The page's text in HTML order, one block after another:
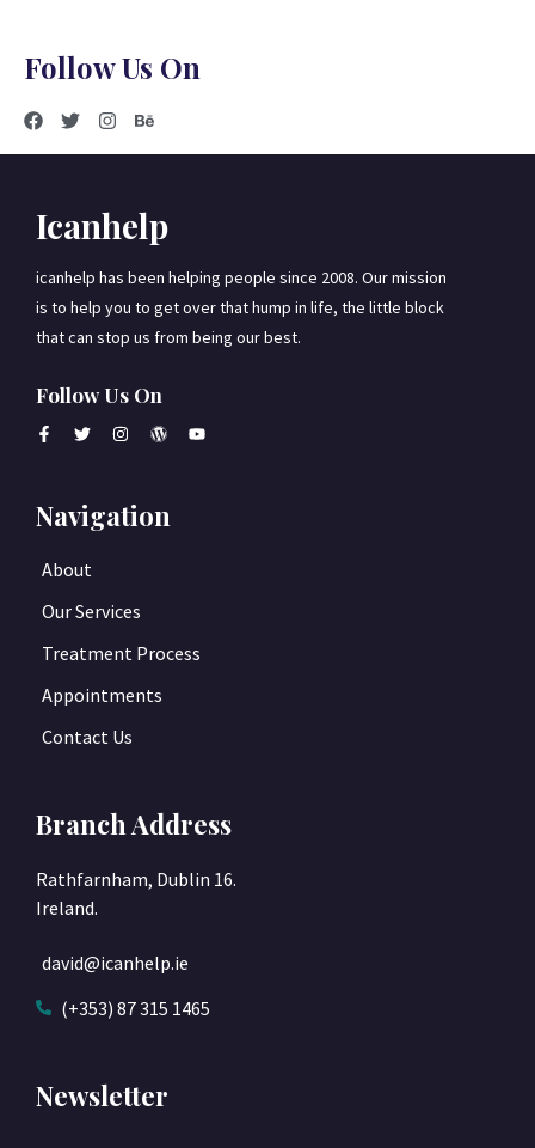
Follow Us On
Icanhelp
icanhelp has been helping people since 2008. Our mission
is to help you to get over that hump in life, the little block
that can stop us from being our best.
Follow Us On
Navigation
About
Our Services
Treatment Process
Appointments
Contact Us
Branch Address
Rathfarnham, Dublin 16.
Ireland.
david@icanhelp.ie
(+353) 87 315 1465
Newsletter